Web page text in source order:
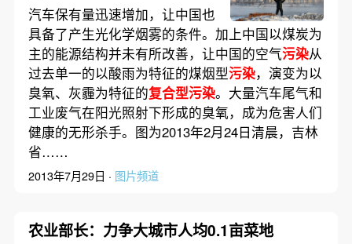
汽车保有量迅速增加，让中国也
具备了产生光化学烟雾的条件。加上中国以煤炭为
主的能源结构并未有所改善，让中国的空气污染从
过去单一的以酸雨为特征的煤烟型污染，演变为以
臭氧、灰霾为特征的复合型污染。大量汽车尾气和
工业废气在阳光照射下形成的臭氧，成为危害人们
健康的无形杀手。图为2013年2月24日清晨，吉林
省……
2013年7月29日 · 图片频道
农业部长：力争大城市人均0.1亩菜地